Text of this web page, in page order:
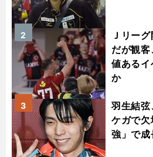
Ｊリー
だが観
値あるイ
か
2
羽生結
ケガで
強」で成
3